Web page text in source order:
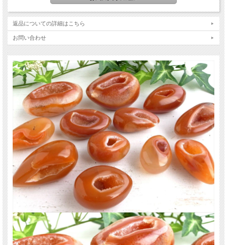
れ、その水中で成長します。
晶洞とはその内側が結晶で埋め尽くされた空洞状の石です。
夫婦の幸せのお守り
アゲートグループの中において、縞模様が層状に見られ赤から褐色の色の物をサ
ードオニキスと呼び、同じく褐色で模様の無いものをカーネリアンと呼び分けて
います。
サードオニキスは8月の誕生石としても知られ、夫婦の幸福や結婚運を象徴する
石や、邪を退け幸運を招く石とも言われています。
【ストーンキーワード】
・平和や安定した人間関係をもたらす
・絆を育む
ご注意事項
※サイズは目安です。 細かな誤差が出る場合があります。
※出来る限り自然な色みになるよう撮影を心がけておりますが、色味の特性上鮮
やかに見えやすくなっております。
1-2トーン下げた想像をいただけましたら現物に近くなるかと思われます。
※細かなカケや凹み、クラック等があります。
※商品画像は在庫品から抜粋した品ですが、色みには濃淡の差、模様にも差があ
ります。
ご理解のある方のみご購入下さい。
関連キーワード
天然石 パワーストーン 海外直輸入 バイヤー厳選 プレゼント ギフト メンズ レデ
返品についての詳細はこちら
お問い合わせ